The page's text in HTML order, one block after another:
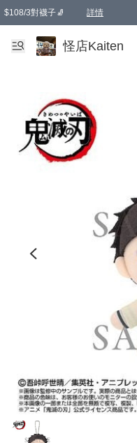
$108/3對襪子🧦 詳情
卡通傘☂️2把8折
購物滿 HKD 650.00即享免運費優
怪店Kaiten